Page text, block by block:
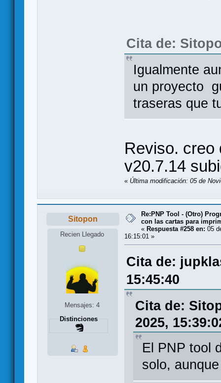
Cita de:
Igualmente
un proyecto
traseras que
Reviso. creo
v20.7.14
« Última modificación: 05 de
Sitopon
Recien Llegado
Mensajes: 4
Distinciones
Re:PNP Tool - (Otro)
con las cartas para
« Respuesta #258 en: 05
16:15:01 »
Cita de:
15:45:40
Cita de:
2025,
El PNP tool
solo,